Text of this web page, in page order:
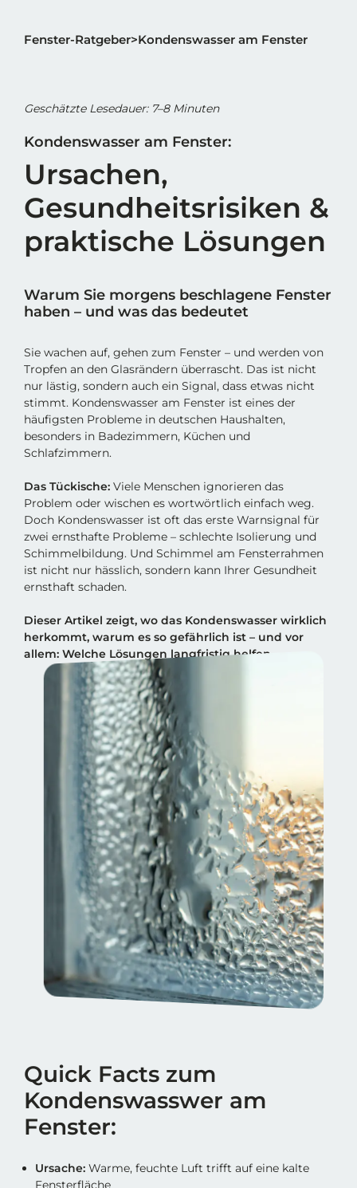
Fenster-Ratgeber Kondenswasser am Fenster
Geschätzte Lesedauer: 7–8 Minuten
Kondenswasser am Fenster:
Ursachen,
Gesundheitsrisiken &
praktische Lösungen
Warum Sie morgens beschlagene Fenster
haben – und was das bedeutet
Sie wachen auf, gehen zum Fenster – und werden von
Tropfen an den Glasrändern überrascht. Das ist nicht
nur lästig, sondern auch ein Signal, dass etwas nicht
stimmt. Kondenswasser am Fenster ist eines der
häufigsten Probleme in deutschen Haushalten,
besonders in Badezimmern, Küchen und
Schlafzimmern.
Das Tückische: Viele Menschen ignorieren das
Problem oder wischen es wortwörtlich einfach weg.
Doch Kondenswasser ist oft das erste Warnsignal für
zwei ernsthafte Probleme – schlechte Isolierung und
Schimmelbildung. Und Schimmel am Fensterrahmen
ist nicht nur hässlich, sondern kann Ihrer Gesundheit
ernsthaft schaden.
Dieser Artikel zeigt, wo das Kondenswasser wirklich
herkommt, warum es so gefährlich ist – und vor
allem: Welche Lösungen langfristig helfen.
Quick Facts zum
Kondenswasswer am
Fenster:
Ursache: Warme, feuchte Luft trifft auf eine kalte
Fensterfläche